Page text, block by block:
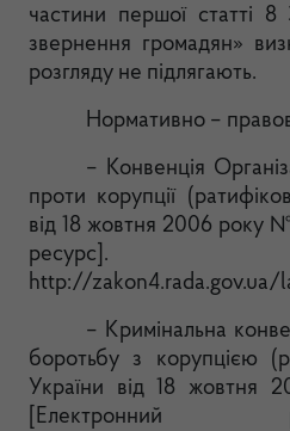
частини першої статті 8
звернення громадян»
розгляду не підлягають.
Нормативно –
– Конвенція
проти корупції
від 18 жовтня 2006 року
ресу
http://zakon4.rada.gov.ua/
– Кримінальна
боротьбу з корупцією
України від 18